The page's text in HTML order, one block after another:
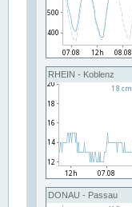
RHEIN - Koblenz
DONAU - Passau